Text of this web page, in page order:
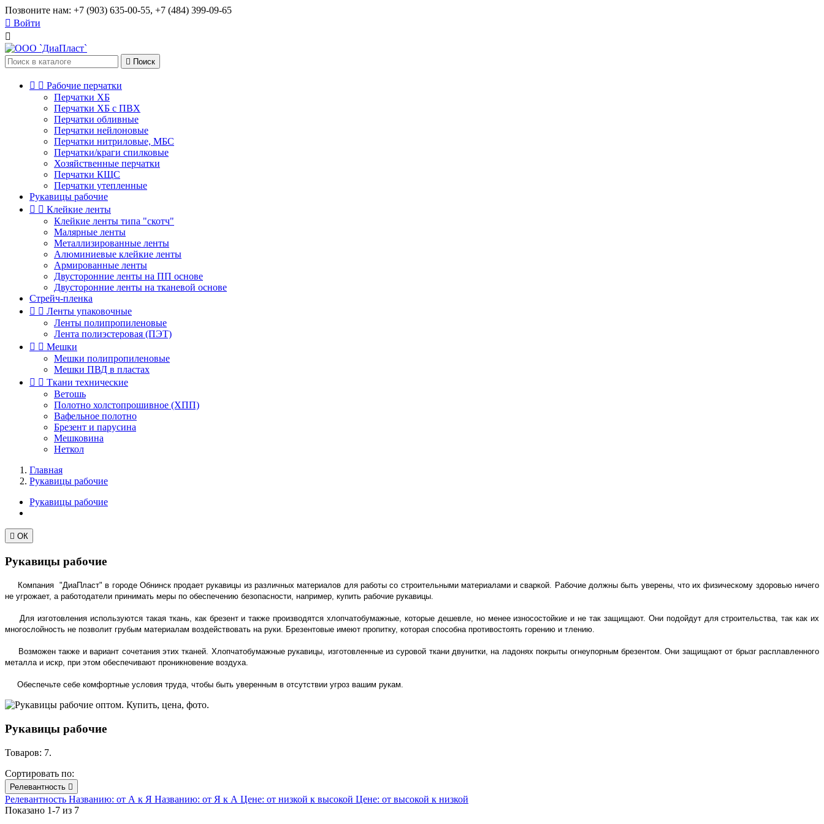
Позвоните нам: +7 (903) 635-00-55, +7 (484) 399-09-65
 Войти

 Поиск
  Рабочие перчатки
Перчатки ХБ
Перчатки ХБ с ПВХ
Перчатки обливные
Перчатки нейлоновые
Перчатки нитриловые, МБС
Перчатки/краги спилковые
Хозяйственные перчатки
Перчатки КЩС
Перчатки утепленные
Рукавицы рабочие
  Клейкие ленты
Клейкие ленты типа "скотч"
Малярные ленты
Металлизированные ленты
Алюминиевые клейкие ленты
Армированные ленты
Двусторонние ленты на ПП основе
Двусторонние ленты на тканевой основе
Стрейч-пленка
  Ленты упаковочные
Ленты полипропиленовые
Лента полиэстеровая (ПЭТ)
  Мешки
Мешки полипропиленовые
Мешки ПВД в пластах
  Ткани технические
Ветошь
Полотно холстопрошивное (ХПП)
Вафельное полотно
Брезент и парусина
Мешковина
Неткол
Главная
Рукавицы рабочие
Рукавицы рабочие
 ОК
Рукавицы рабочие
Компания "ДиаПласт" в городе Обнинск продает рукавицы из различных материалов для работы со строительными материалами и сваркой. Рабочие должны быть уверены, что их физическому здоровью ничего
не угрожает, а работодатели принимать меры по обеспечению безопасности, например, купить рабочие рукавицы.
Для изготовления используются такая ткань, как брезент и также производятся хлопчатобумажные, которые дешевле, но менее износостойкие и не так защищают. Они подойдут для строительства, так как их
многослойность не позволит грубым материалам воздействовать на руки. Брезентовые имеют пропитку, которая способна противостоять горению и тлению.
Возможен также и вариант сочетания этих тканей. Хлопчатобумажные рукавицы, изготовленные из суровой ткани двунитки, на ладонях покрыты огнеупорным брезентом. Они защищают от брызг расплавленного
металла и искр, при этом обеспечивают проникновение воздуха.
Обеспечьте себе комфортные условия труда, чтобы быть уверенным в отсутствии угроз вашим рукам.
Рукавицы рабочие
Товаров: 7.
Сортировать по:
Релевантность 
Релевантность Названию: от А к Я Названию: от Я к А Цене: от низкой к высокой Цене: от высокой к низкой
Показано 1-7 из 7